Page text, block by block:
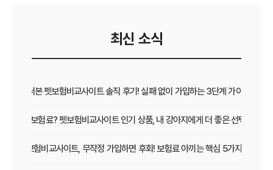
최신 소식
직접 써본 펫보험비교사이트 솔직 후기! 실패 없이 가입하는 3단계 가이드
보장 vs 보험료? 펫보험비교사이트 인기 상품, 내 강아지에게 더 좋은 선택은?
펫보험비교사이트, 무작정 가입하면 후회! 보험료 아끼는 핵심 5가지